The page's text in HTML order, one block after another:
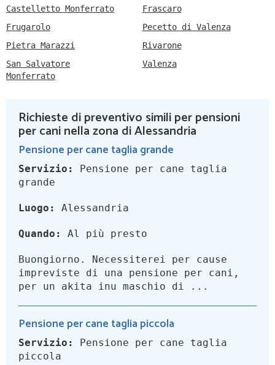
Castelletto Monferrato
Frascaro
Frugarolo
Pecetto di Valenza
Pietra Marazzi
Rivarone
San Salvatore
Monferrato
Valenza
Richieste di preventivo simili per pensioni
per cani nella zona di Alessandria
Pensione per cane taglia grande
Servizio:
Pensione per cane taglia
grande
Luogo: Alessandria
Quando: Al più presto
Buongiorno. Necessiterei per cause
impreviste di una pensione per cani,
per un akita inu maschio di ...
Pensione per cane taglia piccola
Servizio:
Pensione per cane taglia
piccola